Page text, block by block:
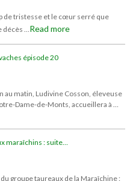
de tristesse et le cœur serré que
… Read more
épisode 20
au matin, Ludivine Cosson, éleveuse
Dame-de-Monts, accueillera à …
maraîchins : suite…
groupe taureaux de la Maraîchine :